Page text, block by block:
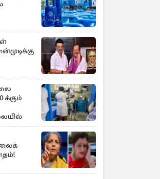
க்கும்